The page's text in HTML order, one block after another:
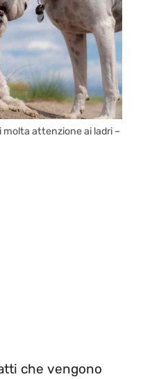
molta attenzione ai ladri –
che vengono